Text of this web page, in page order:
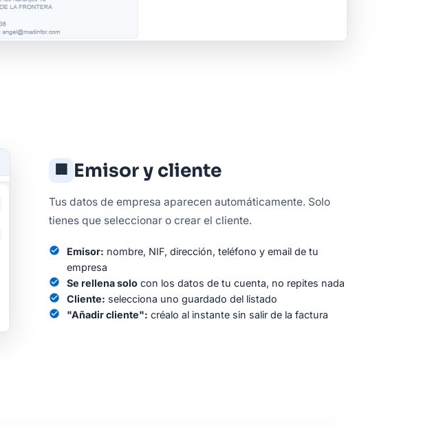
🏢 Emisor y cliente
Tus datos de empresa aparecen automáticamente. Solo
tienes que seleccionar o crear el cliente.
check_circle Emisor: nombre, NIF, dirección, teléfono y email de tu
empresa
check_circle Se rellena solocon los datos de tu cuenta, no repites nada
check_circle Cliente: selecciona uno guardado del listado
check_circle "Añadir cliente": créalo al instante sin salir de la factura